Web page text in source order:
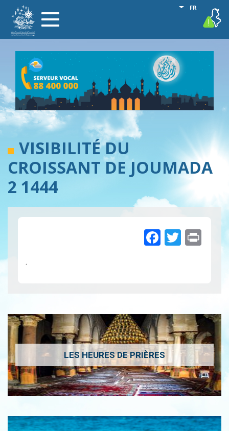
contenu
Toggle
navigation
FR
Lister les
vigilance
VISIBILITÉ DU
CROISSANT DE JOUMADA
2 1444
.
LES HEURES DE PRIÈRES